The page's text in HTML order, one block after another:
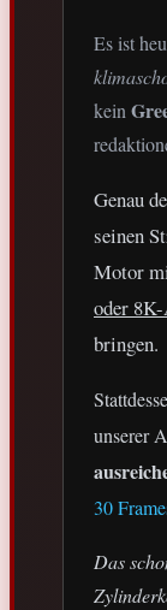
Es ist
kein
Genau
seinen
Motor
oder
bringen.
unserer
30
Das